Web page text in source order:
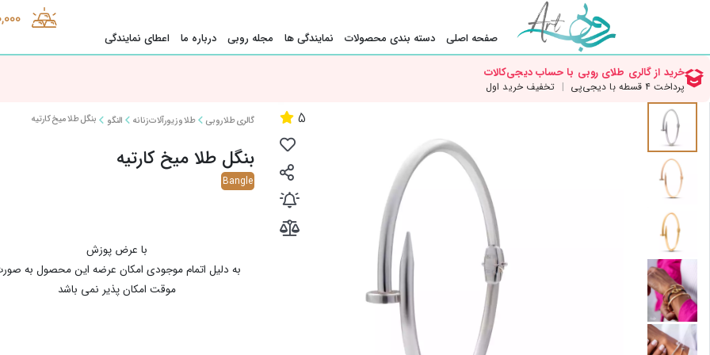
صفحه اصلی دسته بندی محصولات نمایندگی ها مجله روبی درباره ما اعطای نمایندگی
5 گالری طلا روبی طلا و زیورآلات زنانه النگو بنگل طلا میخ کارتیه
بنگل طلا میخ کارتیه
Bangle
با عرض پوزش
به دلیل اتمام موجودی امکان عرضه این محصول به
موقت امکان پذیر نمی باشد